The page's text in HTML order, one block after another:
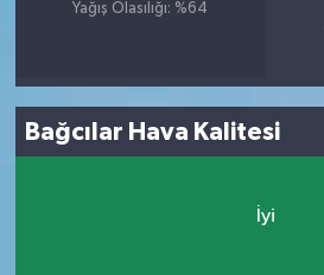
Yağış Olasılığı: %64
Bağcılar Hava Kalitesi
İyi